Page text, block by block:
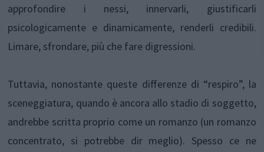
approfondire i nessi, innervarli, giustificarli
psicologicamente e dinamicamente, renderli credibili.
Limare, sfrondare, più che fare digressioni.
Tuttavia, nonostante queste differenze di “respiro”, la
sceneggiatura, quando è ancora allo stadio di soggetto,
andrebbe scritta proprio come un romanzo (un romanzo
concentrato, si potrebbe dir meglio). Spesso ce ne